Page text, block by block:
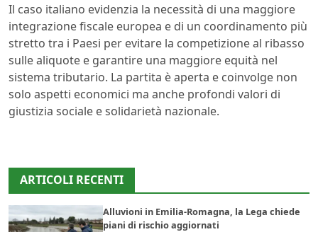
Il caso italiano evidenzia la necessità di una maggiore
integrazione fiscale europea e di un coordinamento più
stretto tra i Paesi per evitare la competizione al ribasso
sulle aliquote e garantire una maggiore equità nel
sistema tributario. La partita è aperta e coinvolge non
solo aspetti economici ma anche profondi valori di
giustizia sociale e solidarietà nazionale.
ARTICOLI RECENTI
Alluvioni in Emilia-Romagna, la Lega chiede
piani di rischio aggiornati